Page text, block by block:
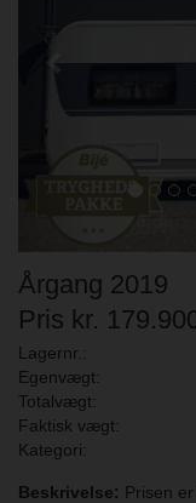
Årgang 2019
Pris kr.
Lagernr.:
Egenvægt:
Totalvægt:
Faktisk vægt:
Kategori:
Beskrivelse: Prisen